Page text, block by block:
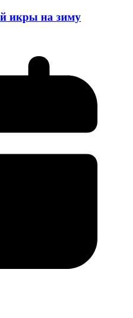
икры на зиму